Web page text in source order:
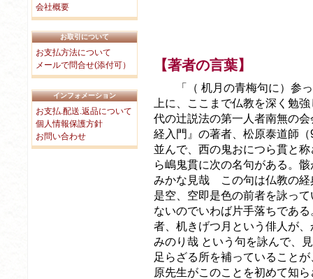
会社概要
お取引について
お支払方法について
メールで問合せ(添付可）
インフォメーション
お支払.配送.返品について
個人情報保護方針
お問い合わせ
【著者の言葉】
「（ 机月の青梅句に）参っ
上に、ここまで仏教を深く勉
代の辻説法の第一人者南無の
経入門』の著者、松原泰道師
並んで、西の鬼おにつら貫と
ら嶋鬼貫に次の名句がある。
みかな見哉 この句は仏教の経
是空、空即是色の前者を詠っ
ないのでいわば片手落ちであ
者、机きげつ月という俳人が
みのり哉 という句を詠んで、
足らざる所を補っていること
原先生がこのことを初めて知